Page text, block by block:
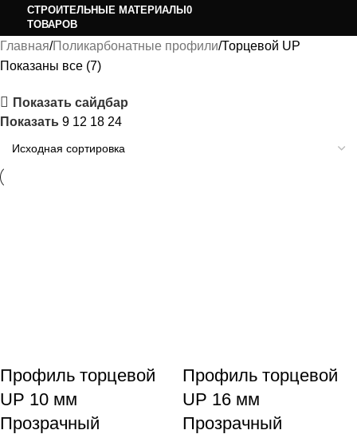
СТРОИТЕЛЬНЫЕ МАТЕРИАЛЫ 0
ТОВАРОВ
Главная Поликарбонатные профили Торцевой UP
Показаны все (7)
Показать сайдбар
Показать 9 12 18 24
Профиль торцевой
UP 10 мм
Прозрачный
Профиль торцевой
UP 16 мм
Прозрачный